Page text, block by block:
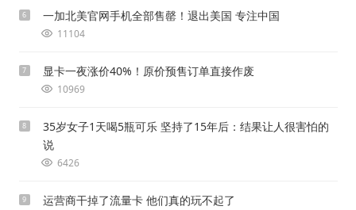
6 一加北美官网手机全部售罄！退出美国 专注中国
11104
7 显卡一夜涨价40%！原价预售订单直接作废
10969
8
35岁女子1天喝5瓶可乐 坚持了15年后：结果让人很害怕的
说
6426
9 运营商干掉了流量卡 他们真的玩不起了